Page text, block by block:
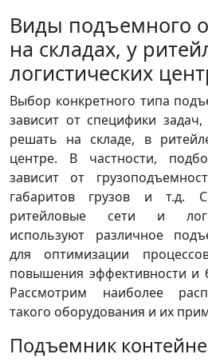
Виды подъемного
на складах, у
логистических
Выбор конкретного типа
зависит от специфики
решать на складе, в
центре. В частности,
зависит от
габаритов грузов и т.д.
ритейловые сети и
используют различное
для оптимизации
повышения эффективности и
Рассмотрим наиболее
такого оборудования и их
Подъемник